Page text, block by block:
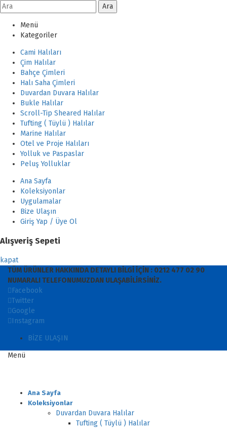
Ara
Menü
Kategoriler
Cami Halıları
Çim Halılar
Bahçe Çimleri
Halı Saha Çimleri
Duvardan Duvara Halılar
Bukle Halılar
Scroll-Tip Sheared Halılar
Tufting ( Tüylü ) Halılar
Marine Halılar
Otel ve Proje Halıları
Yolluk ve Paspaslar
Peluş Yolluklar
Ana Sayfa
Koleksiyonlar
Uygulamalar
Bize Ulaşın
Giriş Yap / Üye Ol
Alışveriş Sepeti
kapat
TÜM ÜRÜNLER HAKKINDA DETAYLI BİLGİ İÇİN : 0212 477 02 90
NUMARALI TELEFONUMUZDAN ULAŞABİLİRSİNİZ.
Facebook
Twitter
Google
Instagram
BİZE ULAŞIN
Menü
Ana Sayfa
Koleksiyonlar
Duvardan Duvara Halılar
Tufting ( Tüylü ) Halılar